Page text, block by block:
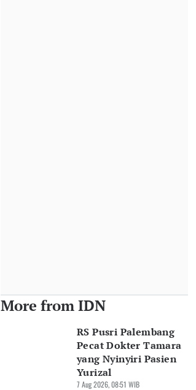
More from IDN
RS Pusri Palembang
Pecat Dokter Tamara
yang Nyinyiri Pasien
Yurizal
7 Aug 2026, 08:51 WIB